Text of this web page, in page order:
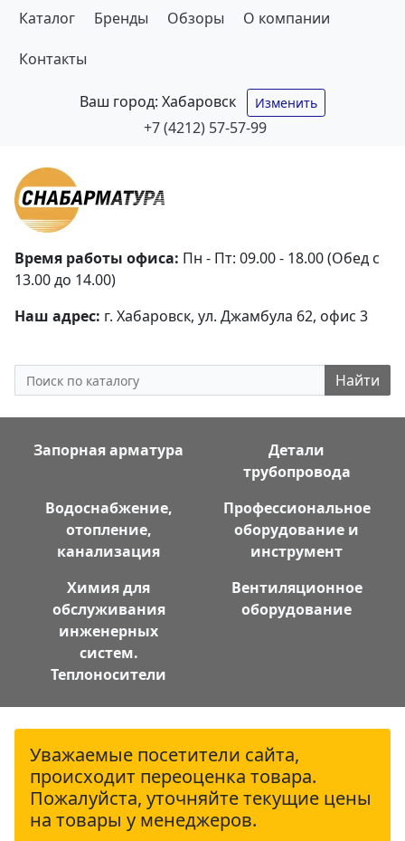
Каталог Бренды Обзоры О компании
Контакты
Ваш город: Хабаровск Изменить
+7 (4212) 57-57-99
Время работы офиса: Пн - Пт: 09.00 - 18.00 (Обед с
13.00 до 14.00)
Наш адрес: г. Хабаровск, ул. Джамбула 62, офис 3
Найти
Запорная арматура
Детали
трубопровода
Водоснабжение,
отопление,
канализация
Профессиональное
оборудование и
инструмент
Химия для
обслуживания
инженерных
систем.
Теплоносители
Вентиляционное
оборудование
Уважаемые посетители сайта,
происходит переоценка товара.
Пожалуйста, уточняйте текущие цены
на товары у менеджеров.